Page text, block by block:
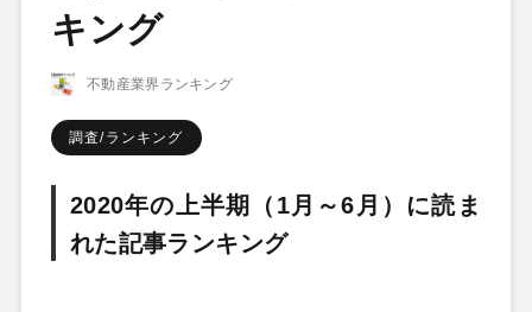
キング
不動産業界ランキング
調査/ランキング
2020年の上半期（ 1月～6月）に読ま
れた記事ランキング